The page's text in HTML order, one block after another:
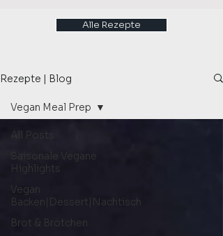
Alle Rezepte
Rezepte | Blog
All Posts
Saisonale Vegane
Highlights
Vegan
Backen|Dessert|Nachtisch
Brot & Brötchen
Vegan Meal Prep